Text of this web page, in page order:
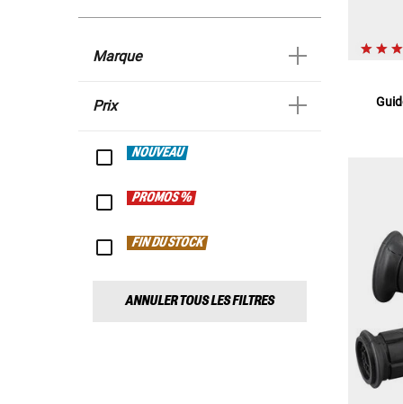
Marque
Prix
NOUVEAU
PROMOS %
FIN DU STOCK
ANNULER TOUS LES FILTRES